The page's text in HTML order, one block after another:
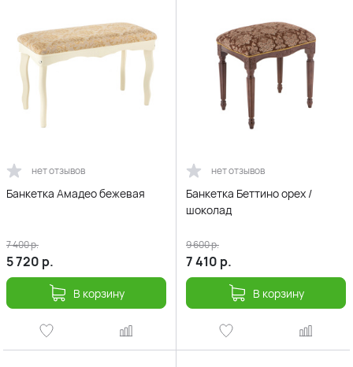
нет отзывов
Банкетка Амадео бежевая
5 720 р.
7 400р.
В корзину
нет отзывов
Банкетка Беттино орех /
шоколад
7 410 р.
9 600р.
В корзину